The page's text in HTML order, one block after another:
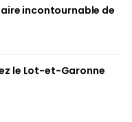
incontournable de
le Lot-et-Garonne